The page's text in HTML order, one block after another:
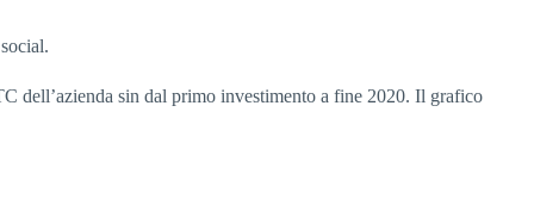
dell’azienda sin dal primo investimento a fine 2020. Il grafico